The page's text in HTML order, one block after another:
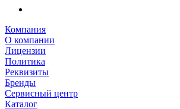
Компания
О компании
Лицензии
Политика
Реквизиты
Бренды
Сервисный центр
Каталог